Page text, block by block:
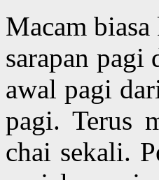
Macam
sarapan pagi
awal pagi
pagi. Terus
chai sekali.